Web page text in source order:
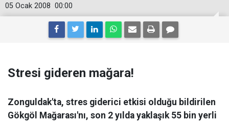
00:00
05 Ocak 2008
Stresi gideren mağara!
Zonguldak'ta, stres giderici etkisi olduğu bildirilen
Gökgöl Mağarası'nı, son 2 yılda yaklaşık 55 bin yerli